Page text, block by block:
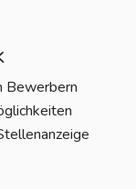
Bewerbern